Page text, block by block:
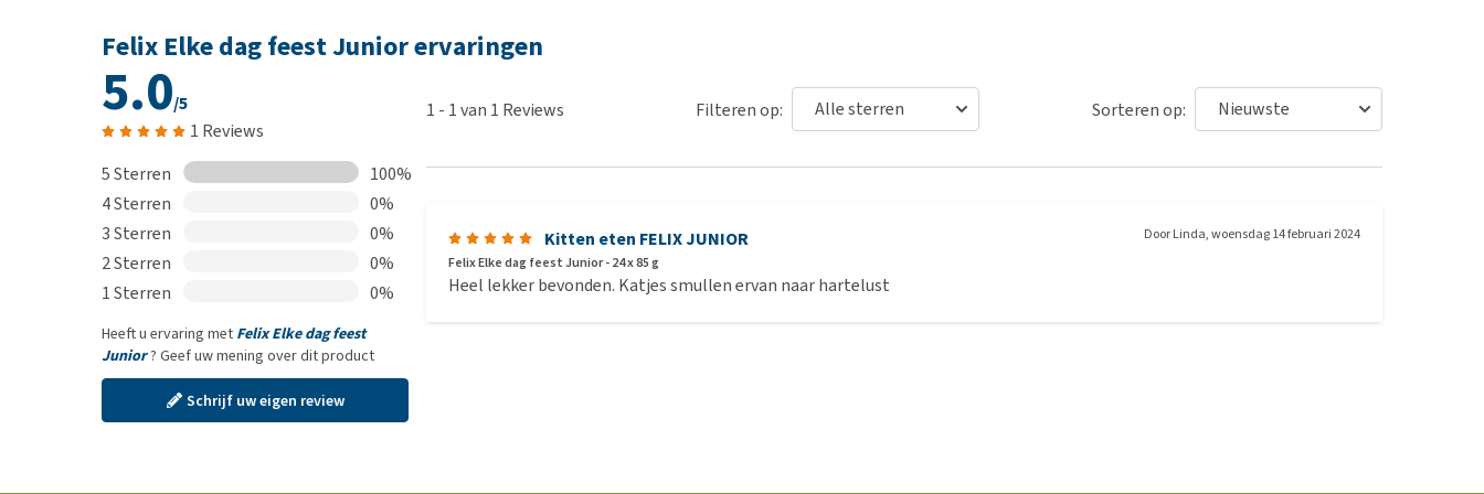
Felix Elke dag feest Junior ervaringen
5.0/5
1 Reviews
5 Sterren
100%
4 Sterren
0%
3 Sterren
0%
2 Sterren
0%
1 Sterren
0%
Heeft u ervaring met Felix Elke dag feest
Junior? Geef uw mening over dit product
Schrijf uw eigen review
Filteren op: Sorteren op:
1 - 1van 1 Reviews
Kitten eten FELIX JUNIOR DoorLinda,woensdag 14 februari 2024
Felix Elke dag feest Junior - 24 x 85 g
Heel lekker bevonden. Katjes smullen ervan naar hartelust